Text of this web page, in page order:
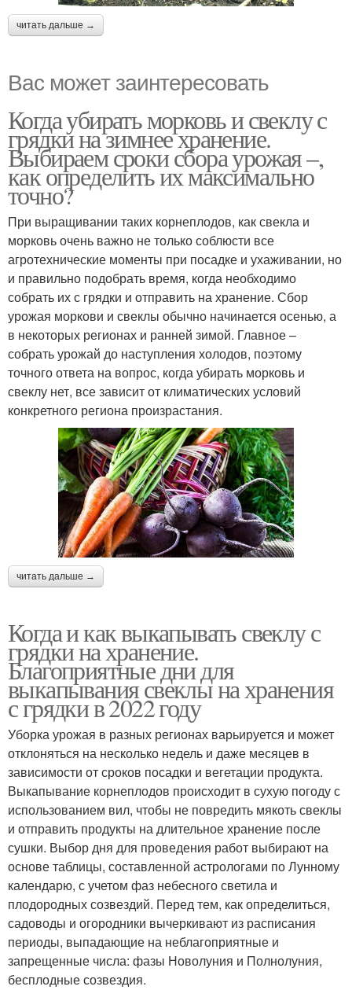
читать дальше →
Вас может заинтересовать
Когда убирать морковь и свеклу с
грядки на зимнее хранение.
Выбираем сроки сбора урожая –,
как определить их максимально
точно?
При выращивании таких корнеплодов, как свекла и
морковь очень важно не только соблюсти все
агротехнические моменты при посадке и ухаживании, но
и правильно подобрать время, когда необходимо
собрать их с грядки и отправить на хранение. Сбор
урожая моркови и свеклы обычно начинается осенью, а
в некоторых регионах и ранней зимой. Главное –
собрать урожай до наступления холодов, поэтому
точного ответа на вопрос, когда убирать морковь и
свеклу нет, все зависит от климатических условий
конкретного региона произрастания.
читать дальше →
Когда и как выкапывать свеклу с
грядки на хранение.
Благоприятные дни для
выкапывания свеклы на хранения
с грядки в 2022 году
Уборка урожая в разных регионах варьируется и может
отклоняться на несколько недель и даже месяцев в
зависимости от сроков посадки и вегетации продукта.
Выкапывание корнеплодов происходит в сухую погоду с
использованием вил, чтобы не повредить мякоть свеклы
и отправить продукты на длительное хранение после
сушки. Выбор дня для проведения работ выбирают на
основе таблицы, составленной астрологами по Лунному
календарю, с учетом фаз небесного светила и
плодородных созвездий. Перед тем, как определиться,
садоводы и огородники вычеркивают из расписания
периоды, выпадающие на неблагоприятные и
запрещенные числа: фазы Новолуния и Полнолуния,
бесплодные созвездия.